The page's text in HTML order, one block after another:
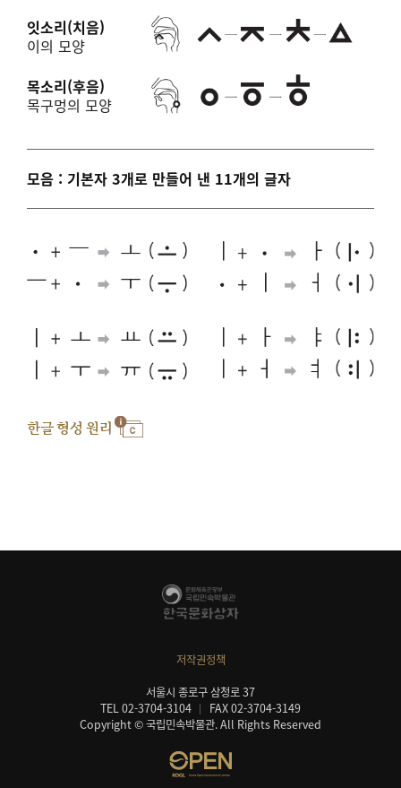
잇소리(치음)
이의 모양
목소리(후음)
목구멍의 모양
모음 : 기본자 3개로 만들어 낸 11개의 글자
한글 형성 원리
저작권정책
서울시 종로구 삼청로 37
TEL 02-3704-3104
FAX 02-3704-3149
Copyright © 국립민속박물관. All Rights Reserved